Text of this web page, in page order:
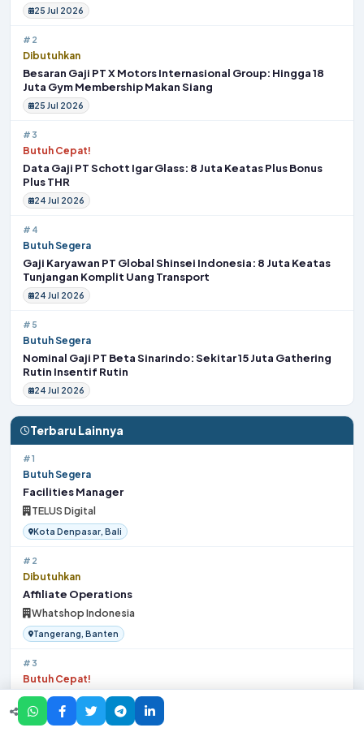
25 Jul 2026
#2
Dibutuhkan
Besaran Gaji PT X Motors Internasional Group: Hingga 18
Juta Gym Membership Makan Siang
25 Jul 2026
#3
Butuh Cepat!
Data Gaji PT Schott Igar Glass: 8 Juta Keatas Plus Bonus
Plus THR
24 Jul 2026
#4
Butuh Segera
Gaji Karyawan PT Global Shinsei Indonesia: 8 Juta Keatas
Tunjangan Komplit Uang Transport
24 Jul 2026
#5
Butuh Segera
Nominal Gaji PT Beta Sinarindo: Sekitar 15 Juta Gathering
Rutin Insentif Rutin
24 Jul 2026
Terbaru Lainnya
#1
Butuh Segera
Facilities Manager
TELUS Digital
Kota Denpasar, Bali
#2
Dibutuhkan
Affiliate Operations
Whatshop Indonesia
Tangerang, Banten
#3
Butuh Cepat!
Service Operation Staff
Kawan Lama Group